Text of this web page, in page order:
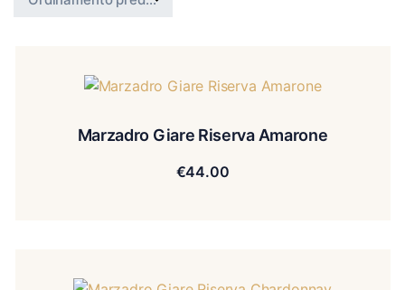
Marzadro Giare Riserva Amarone
€44.00